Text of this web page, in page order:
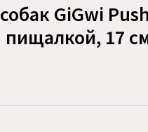
GiGwi
17